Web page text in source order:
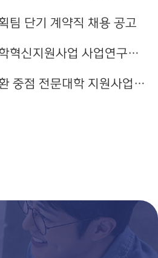
팀 단기 계약직 채용 공고
[산학협력단] 전문대학혁신지원사업 사업연구원 채용 재공고
[산학협력단] AID 전환 중점 전문대학 지원사업 연구원 채용 재공고